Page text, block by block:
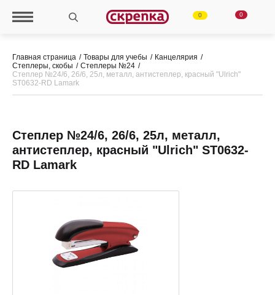
0 0
Главная страница Товары для учебы
Канцелярия
Степлеры, скобы
Степлеры №24
Степлер №24/6, 26/6, 25л, металл, антистеплер, красный "Ulrich"
ST0632-RD Lamark
Степлер №24/6, 26/6, 25л, металл,
антистеплер, красный "Ulrich" ST0632-
RD Lamark